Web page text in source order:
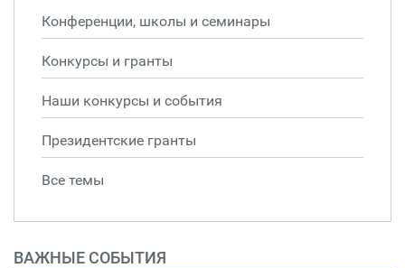
Конференции, школы и семинары
Конкурсы и гранты
Наши конкурсы и события
Президентские гранты
Все темы
ВАЖНЫЕ СОБЫТИЯ